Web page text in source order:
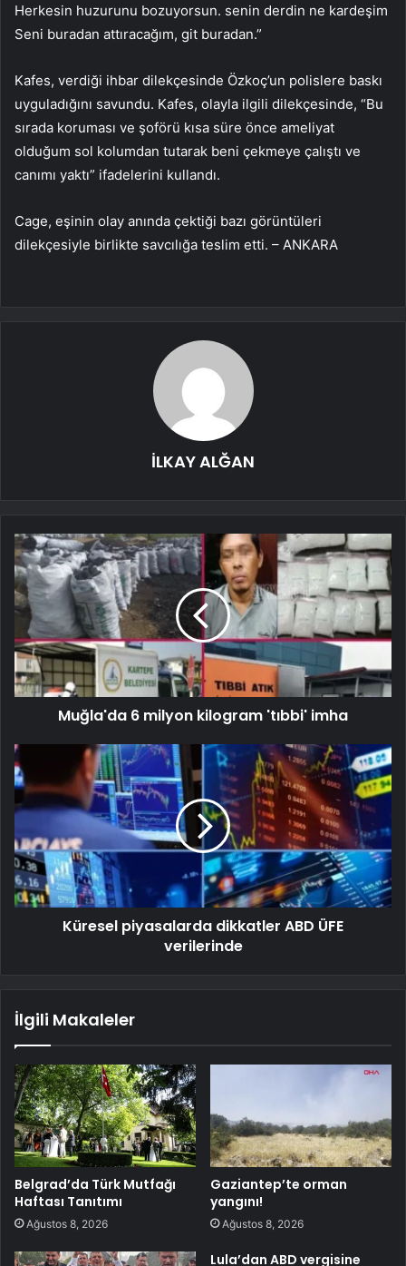
Herkesin huzurunu bozuyorsun. senin derdin ne kardeşim
Seni buradan attıracağım, git buradan.”
Kafes, verdiği ihbar dilekçesinde Özkoç’un polislere baskı
uyguladığını savundu. Kafes, olayla ilgili dilekçesinde, “Bu
sırada koruması ve şoförü kısa süre önce ameliyat
olduğum sol kolumdan tutarak beni çekmeye çalıştı ve
canımı yaktı” ifadelerini kullandı.
Cage, eşinin olay anında çektiği bazı görüntüleri
dilekçesiyle birlikte savcılığa teslim etti. – ANKARA
İLKAY ALĞAN
Muğla'da 6 milyon kilogram 'tıbbi' imha
Küresel piyasalarda dikkatler ABD ÜFE
verilerinde
İlgili Makaleler
Belgrad’da Türk Mutfağı
Haftası Tanıtımı
Ağustos 8, 2026
Gaziantep’te orman
yangını!
Ağustos 8, 2026
Lula’dan ABD vergisine